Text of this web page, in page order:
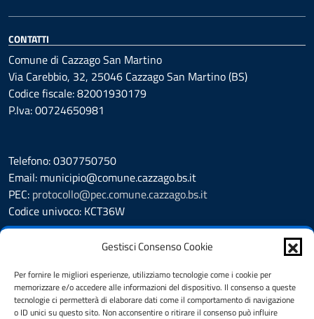
Gestisci Consenso Cookie
Per fornire le migliori esperienze, utilizziamo tecnologie come i cookie per
memorizzare e/o accedere alle informazioni del dispositivo. Il consenso a queste
tecnologie ci permetterà di elaborare dati come il comportamento di navigazione
o ID unici su questo sito. Non acconsentire o ritirare il consenso può influire
CONTATTI
Comune di Cazzago San Martino
Via Carebbio, 32, 25046 Cazzago San Martino (BS)
Codice fiscale: 82001930179
P.Iva: 00724650981
Telefono: 0307750750
Email: municipio@comune.cazzago.bs.it
PEC: protocollo@pec.comune.cazzago.bs.it
Codice univoco: KCT36W
Segnalazione disservizio
Richiesta Assistenza
Amministrazione Trasparente
Albo Pretorio